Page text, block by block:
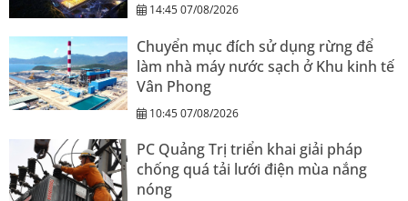
14:45 07/08/2026
Chuyển mục đích sử dụng rừng để
làm nhà máy nước sạch ở Khu kinh tế
Vân Phong
10:45 07/08/2026
PC Quảng Trị triển khai giải pháp
chống quá tải lưới điện mùa nắng
nóng